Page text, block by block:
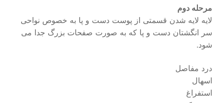
مرحله دوم
لایه لایه شدن قسمتی از پوست دست و پا به خصوص نواحی
سر انگشتان دست و پا که به صورت صفحات بزرگ جدا می
شود.
درد مفاصل
اسهال
استفراغ